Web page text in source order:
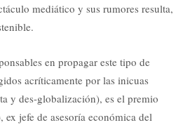
mediático y sus rumores resulta,
en propagar este tipo de
acríticamente por las inicuas
y des-globalización), es el premio
jefe de asesoría económica del